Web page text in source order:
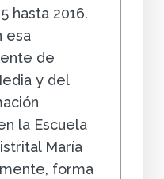
hasta 2016.
esa
de
y del
la Escuela
María
forma